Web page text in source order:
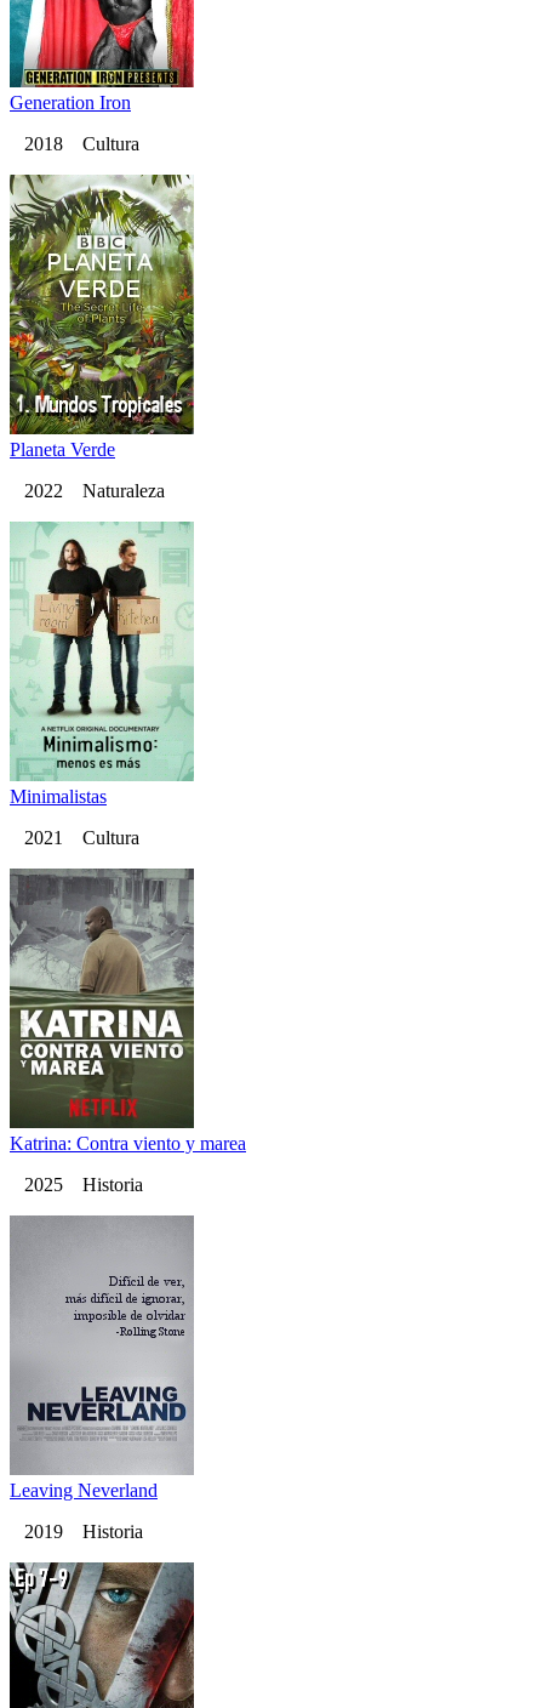
Generation Iron
2018 Cultura
Planeta Verde
2022 Naturaleza
Minimalistas
2021 Cultura
Katrina: Contra viento y marea
2025 Historia
Leaving Neverland
2019 Historia